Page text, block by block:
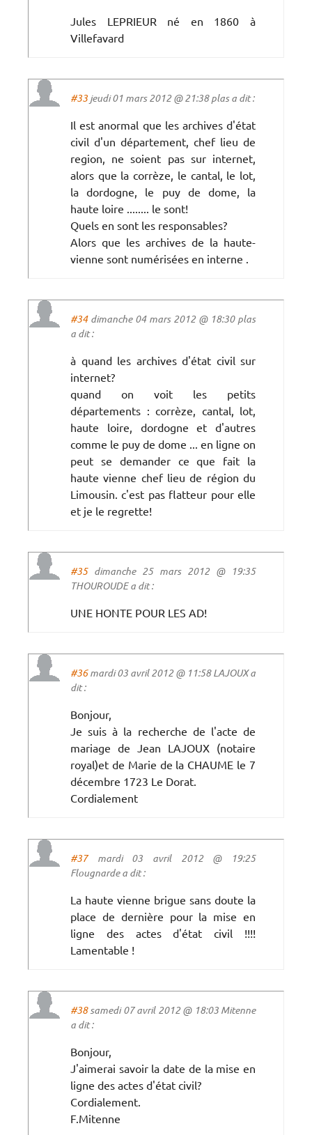
Jules LEPRIEUR né en 1860 à
Villefavard
#33 jeudi 01 mars 2012 @ 21:38 plas a dit :
Il est anormal que les archives d'état
civil d'un département, chef lieu de
region, ne soient pas sur internet,
alors que la corrèze, le cantal, le lot,
la dordogne, le puy de dome, la
haute loire ........ le sont!
Quels en sont les responsables?
Alors que les archives de la haute-
vienne sont numérisées en interne .
#34dimanche 04 mars 2012 @ 18:30 plas
a dit :
à quand les archives d'état civil sur
internet?
quand on voit les petits
départements : corrèze, cantal, lot,
haute loire, dordogne et d'autres
comme le puy de dome ... en ligne on
peut se demander ce que fait la
haute vienne chef lieu de région du
Limousin. c'est pas flatteur pour elle
et je le regrette!
#35dimanche 25 mars 2012 @ 19:35
THOUROUDE a dit :
UNE HONTE POUR LES AD!
#36mardi 03 avril 2012 @ 11:58 LAJOUX a
dit :
Bonjour,
Je suis à la recherche de l'acte de
mariage de Jean LAJOUX (notaire
royal)et de Marie de la CHAUME le 7
décembre 1723 Le Dorat.
Cordialement
#37mardi 03 avril 2012 @ 19:25
Flougnarde a dit :
La haute vienne brigue sans doute la
place de dernière pour la mise en
ligne des actes d'état civil !!!!
Lamentable !
#38samedi 07 avril 2012 @ 18:03 Mitenne
a dit :
Bonjour,
J'aimerai savoir la date de la mise en
ligne des actes d'état civil?
Cordialement.
F.Mitenne